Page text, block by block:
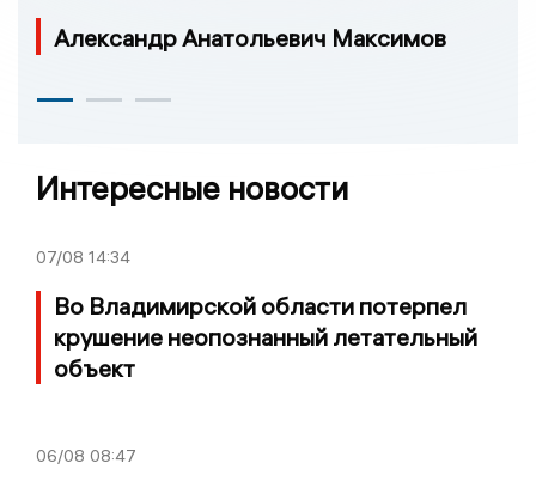
Александр Анатольевич Максимов
Интересные новости
07/08 14:34
Во Владимирской области потерпел
крушение неопознанный летательный
объект
06/08 08:47